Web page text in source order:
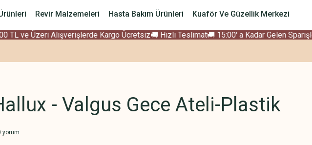
Revir Malzemeleri Hasta Bakım Ürünleri Kuaför Ve Güzellik Merkezi
TL ve Üzeri Alışverişlerde Kargo Ücretsiz🚚 Hızlı Teslimat🚚 15:00' a Kadar Gelen
- Valgus Gece Ateli-Plastik
yorum